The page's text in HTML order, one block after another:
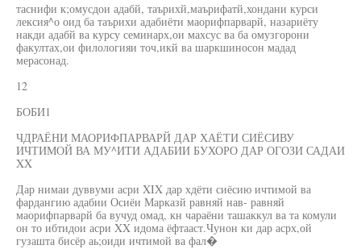
таснифи к;омусдои адабй, таърихй,маърифатй,хондани курси
лексия^о оид ба таърихи адабиёти маорифпарварй, назариёту
накди адабй ва курсу семинарх,ои махсус ва ба омузгорони
факултах,ои филологияи точ,икй ва шаркшиносон мадад
мерасонад.
12
БОБИ1
ЧДРАЁНИ МАОРИФПАРВАРЙ ДАР ХАЁТИ СИЁСИВУ
ИЧТИМОЙ ВА МУ^ИТИ АДАБИИ БУХОРО ДАР ОГОЗИ САДАИ
XX
Дар нимаи дуввуми асри XIX дар хдёти сиёсию ичтимой ва
фардангию адабии Осиёи Марказй равняй нав- равняй
маорифпарварй ба вучуд омад, кн чараёни ташаккул ва та комули
он то ибтидои асри XX идома ёфтааст.Чунон ки дар асрх,ой
гузашта бисёр аь;оиди ичтимой ва фал�